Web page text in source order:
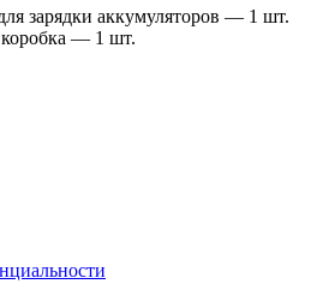
зарядки аккумуляторов — 1 шт.
— 1 шт.